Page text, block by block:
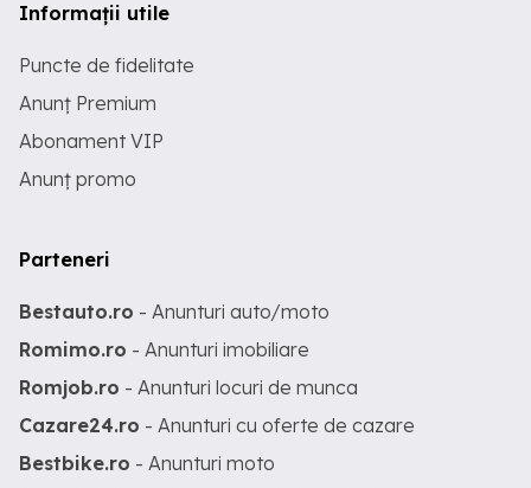
Informații utile
Puncte de fidelitate
Anunț Premium
Abonament VIP
Anunț promo
Parteneri
Bestauto.ro - Anunturi auto/moto
Romimo.ro - Anunturi imobiliare
Romjob.ro - Anunturi locuri de munca
Cazare24.ro - Anunturi cu oferte de cazare
Bestbike.ro - Anunturi moto